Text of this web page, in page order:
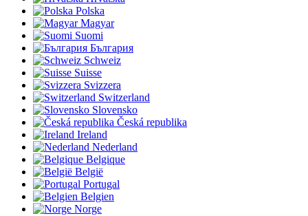
Polska
Magyar
Suomi
България
Schweiz
Suisse
Svizzera
Switzerland
Slovensko
Česká republika
Ireland
Nederland
Belgique
België
Portugal
Belgien
Norge